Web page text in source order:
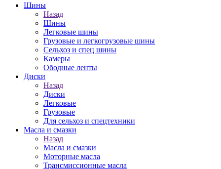
Шины
Назад
Шины
Легковые шины
Грузовые и легкогрузовые шины
Сельхоз и спец шины
Камеры
Ободные ленты
Диски
Назад
Диски
Легковые
Грузовые
Для сельхоз и спецтехники
Масла и смазки
Назад
Масла и смазки
Моторные масла
Трансмиссионные масла